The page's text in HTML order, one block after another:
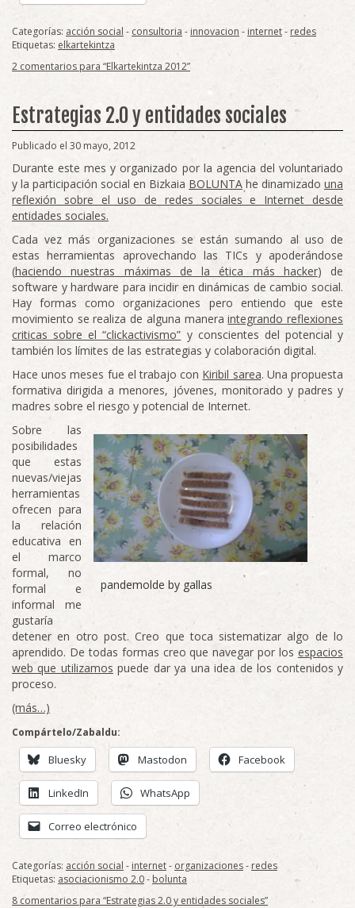
Categorías: acción social - consultoria - innovacion -internet- redes
Etiquetas: elkartekintza
2 comentarios para “Elkartekintza 2012”
Estrategias 2.0 y entidades sociales
Publicado el 30 mayo, 2012
Durante este mes y organizado por la agencia del voluntariado
y la participación social en Bizkaia BOLUNTA he dinamizado una
reflexión sobre el uso de redes sociales e Internet desde
entidades sociales.
Cada vez más organizaciones se están sumando al uso de
estas herramientas aprovechando las TICs y apoderándose
(haciendo nuestras máximas de la ética más hacker) de
software y hardware para incidir en dinámicas de cambio social.
Hay formas como organizaciones pero entiendo que este
movimiento se realiza de alguna maneraintegrando reflexiones
criticas sobre el “clickactivismo” y conscientes del potencial y
también los límites de las estrategias y colaboración digital.
Hace unos meses fue el trabajo con Kiribil sarea. Una propuesta
formativa dirigida a menores, jóvenes, monitorado y padres y
madres sobre el riesgo y potencial de Internet.
pandemolde by gallas
Sobre las
posibilidades
que estas
nuevas/viejas
herramientas
ofrecen para
la relación
educativa en
el marco
formal, no
formal e
informal me
gustaría
detener en otro post. Creo que toca sistematizar algo de lo
aprendido. De todas formas creo que navegar por los espacios
web que utilizamos puede dar ya una idea de los contenidos y
proceso.
(más…)
Compártelo/Zabaldu:
Bluesky Mastodon Facebook
LinkedIn WhatsApp
Correo electrónico
Categorías: acción social - internet- organizaciones- redes
Etiquetas: asociacionismo 2.0- bolunta
8 comentarios para “Estrategias 2.0 y entidades sociales”